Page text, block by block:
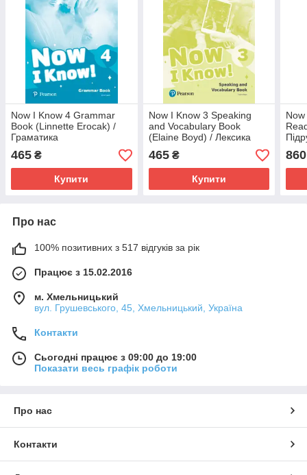
Now I Know 4 Grammar
Book (Linnette Erocak) /
Граматика
465 ₴
Купити
Now I Know 3 Speaking
and Vocabulary Book
(Elaine Boyd) / Лексика
465₴
Купити
860
Про нас
100% позитивних з 517 відгуків за рік
Працює з 15.02.2016
м. Хмельницький
вул. Грушевського, 45, Хмельницький, Україна
Контакти
Сьогодні працює з 09:00 до 19:00
Показати весь графік роботи
Про нас
Контакти